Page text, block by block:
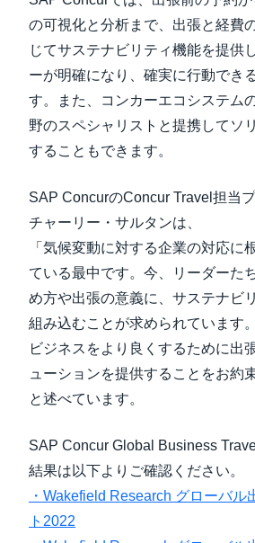
の可視化と分析まで、出張と経費
じてサステナビリティ機能を提供
ーが明確になり、確実に行動でき
す。また、コンカーエコシステム
野のスペシャリストと提携してソ
することもできます。
SAP ConcurのConcur Travel担当
チャーリー・サルタンは、
「気候変動に対する企業の対応に
ている最中です。今、リーダーた
め方や出張の意義に、サステナビ
組み込むことが求められています
ビジネスをより良くするために出
ューションを提供することをお約
と述べています。
SAP Concur Global Business
結果は以下よりご確認ください。
・Wakefield Research グローバル
ト2022